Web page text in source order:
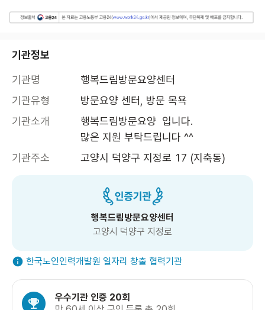
기관정보
기관명
행복드림방문요양센터
기관유형
방문요양 센터, 방문 목욕
기관소개
행복드림방문요양  입니다.
많은 지원 부탁드립니다 ^^
기관주소
고양시 덕양구 지정로 17 (지축동)
행복드림방문요양센터
고양시 덕양구 지정로
한국노인인력개발원 일자리 창출 협력기관
우수기관 인증 20회